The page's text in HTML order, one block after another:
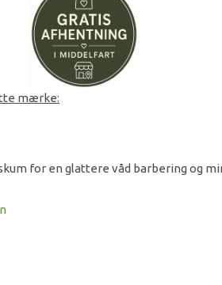
mærke:
for en glattere våd barbering og